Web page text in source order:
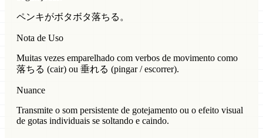
ペンキがボタボタ落ちる。
Nota de Uso
Muitas vezes emparelhado com verbos de movimento como
落ちる (cair) ou 垂れる (pingar / escorrer).
Nuance
Transmite o som persistente de gotejamento ou o efeito visual
de gotas individuais se soltando e caindo.